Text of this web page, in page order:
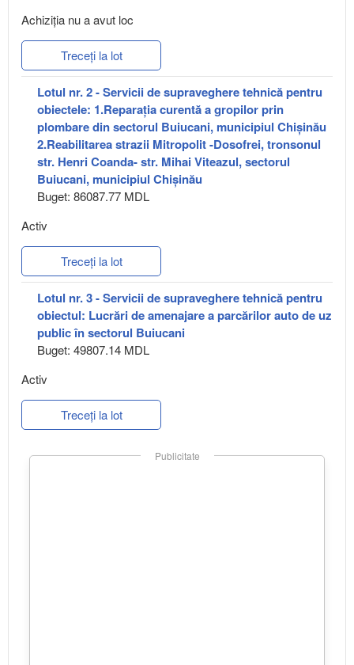
Achiziţia nu a avut loc
Treceți la lot
Lotul nr. 2 - Servicii de supraveghere tehnică pentru
obiectele: 1.Reparația curentă a gropilor prin
plombare din sectorul Buiucani, municipiul Chișinău
2.Reabilitarea strazii Mitropolit -Dosofrei, tronsonul
str. Henri Coanda- str. Mihai Viteazul, sectorul
Buiucani, municipiul Chișinău
Buget: 86087.77 MDL
Activ
Treceți la lot
Lotul nr. 3 - Servicii de supraveghere tehnică pentru
obiectul: Lucrări de amenajare a parcărilor auto de uz
public în sectorul Buiucani
Buget: 49807.14 MDL
Activ
Treceți la lot
Publicitate